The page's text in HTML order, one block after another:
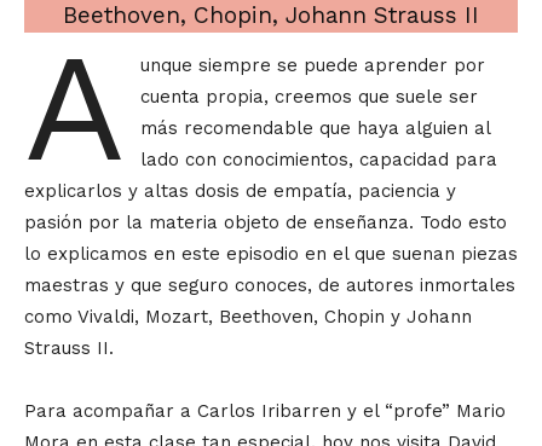
Beethoven, Chopin, Johann Strauss II
A
unque siempre se puede aprender por
cuenta propia, creemos que suele ser
más recomendable que haya alguien al
lado con conocimientos, capacidad para
explicarlos y altas dosis de empatía, paciencia y
pasión por la materia objeto de enseñanza. Todo esto
lo explicamos en este episodio en el que suenan piezas
maestras y que seguro conoces, de autores inmortales
como Vivaldi, Mozart, Beethoven, Chopin y Johann
Strauss II.
Para acompañar a Carlos Iribarren y el “profe” Mario